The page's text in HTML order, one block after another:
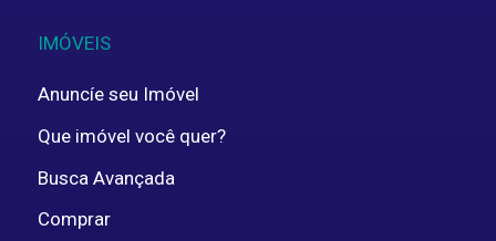
IMÓVEIS
Anuncíe seu Imóvel
Que imóvel você quer?
Busca Avançada
Comprar